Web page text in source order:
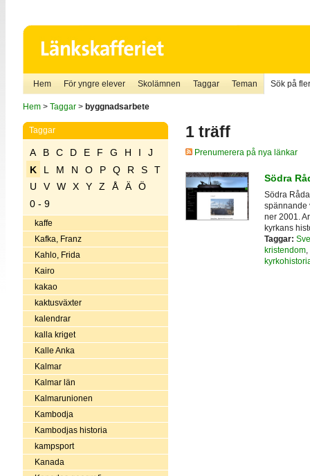
Hem För yngre elever Skolämnen Taggar Teman Sök på
Hem> Taggar> byggnadsarbete
Taggar
A B C D E F G H I
J
K
L M N O P Q R S
T
U
V W X Y Z Å Ä
Ö
0 - 9
kaffe
Kafka, Franz
Kahlo, Frida
Kairo
kakao
kaktusväxter
kalendrar
kalla kriget
Kalle Anka
Kalmar
Kalmar län
Kalmarunionen
Kambodja
Kambodjas historia
kampsport
Kanada
1 träff
Prenumerera på nya länkar
Södra
Södra
spännande
ner 2001.
kyrkans
Taggar:
kristendom,